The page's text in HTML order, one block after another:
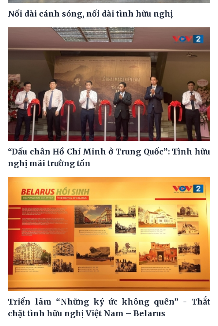
Nối dài cánh sóng, nối dài tình hữu nghị
“Dấu chân Hồ Chí Minh ở Trung Quốc”: Tình hữu
nghị mãi trường tồn
Triển lãm “Những ký ức không quên” - Thắt
chặt tình hữu nghị Việt Nam – Belarus